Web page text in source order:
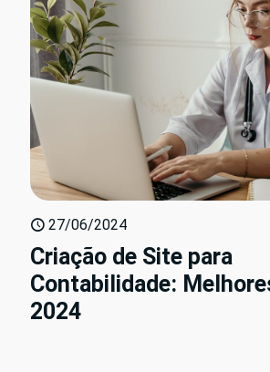
27/06/2024
Criação de Site para
Contabilidade:
2024